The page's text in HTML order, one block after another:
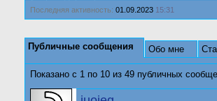
Последняя активность: 01.09.2023 15:31
Публичные сообщения Обо мне
Показано с 1 по 10 из 49 публичных